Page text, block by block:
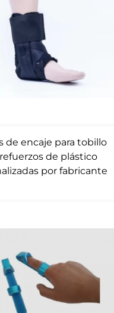
de encaje para tobillo
de plástico
por fabricante